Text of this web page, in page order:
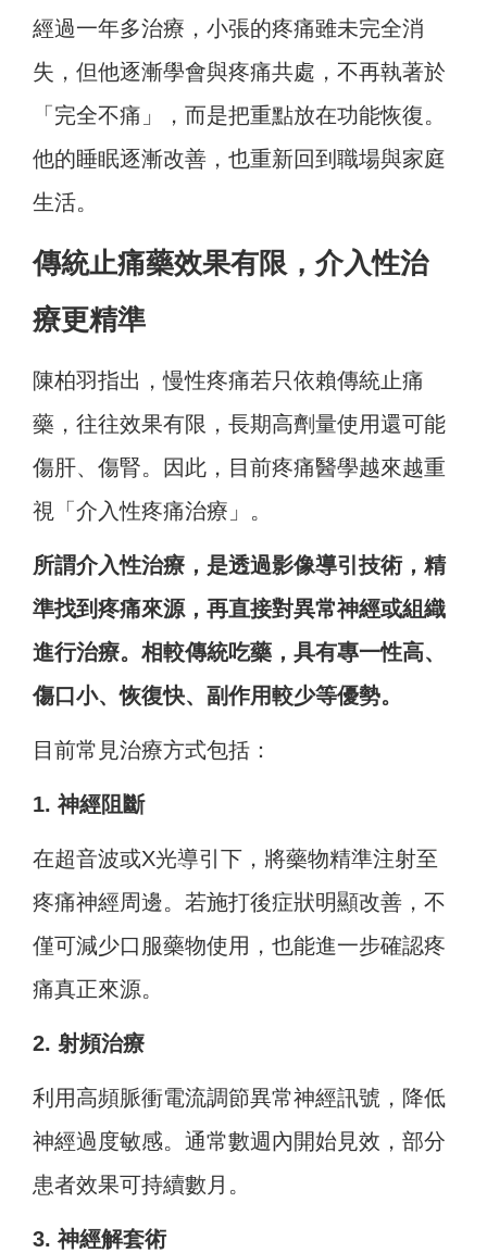
經過一年多治療，小張的疼痛雖未完全消
失，但他逐漸學會與疼痛共處，不再執著於
「完全不痛」，而是把重點放在功能恢復。
他的睡眠逐漸改善，也重新回到職場與家庭
生活。
傳統止痛藥效果有限，介入性治
療更精準
陳柏羽指出，慢性疼痛若只依賴傳統止痛
藥，往往效果有限，長期高劑量使用還可能
傷肝、傷腎。因此，目前疼痛醫學越來越重
視「介入性疼痛治療」。
所謂介入性治療，是透過影像導引技術，精
準找到疼痛來源，再直接對異常神經或組織
進行治療。相較傳統吃藥，具有專一性高、
傷口小、恢復快、副作用較少等優勢。
目前常見治療方式包括：
1. 神經阻斷
在超音波或X光導引下，將藥物精準注射至
疼痛神經周邊。若施打後症狀明顯改善，不
僅可減少口服藥物使用，也能進一步確認疼
痛真正來源。
2. 射頻治療
利用高頻脈衝電流調節異常神經訊號，降低
神經過度敏感。通常數週內開始見效，部分
患者效果可持續數月。
3. 神經解套術